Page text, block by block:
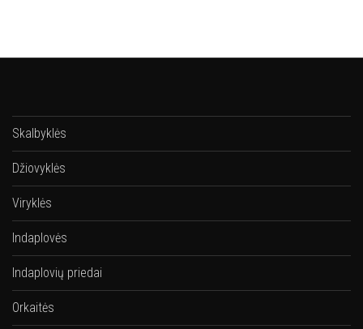
Skalbyklės
Džiovyklės
Viryklės
Indaplovės
Indaplovių priedai
Orkaitės